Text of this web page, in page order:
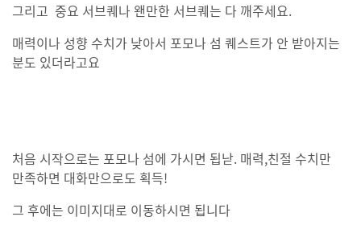
그리고 중요 서브퀘나 왠만한 서브퀘는 다 깨주세요.
매력이나 성향 수치가 낮아서 포모나 섬 퀘스트가 안 받아지는
분도 있더라고요
처음 시작으로는 포모나 섬에 가시면 됩낟. 매력,친절 수치만
만족하면 대화만으로도 획득!
그 후에는 이미지대로 이동하시면 됩니다